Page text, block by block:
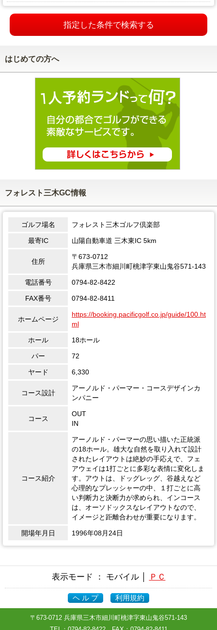
指定した条件で検索する
はじめての方へ
フォレスト三木GC情報
ゴルフ場名 フォレスト三木ゴルフ倶楽部
最寄IC 山陽自動車道 三木東IC 5km
住所
〒673-0712
兵庫県三木市細川町桃津字東山鬼谷571-143
電話番号 0794-82-8422
FAX番号 0794-82-8411
ホームページ
https://booking.pacificgolf.co.jp/guide/100.ht
ml
ホール 18ホール
パー 72
ヤード 6,330
コース設計
アーノルド・パーマー・コースデザインカ
ンパニー
コース
OUT
IN
コース紹介
アーノルド・パーマーの思い描いた正統派
の18ホール。雄大な自然を取り入れて設計
されたレイアウトは絶妙の手応えで、フェ
アウェイは1打ごとに多彩な表情に変化しま
す。アウトは、ドッグレッグ、谷越えなど
心理的なプレッシャーの中、１打ごとに高
い判断力と決断力が求められ、インコース
は、オーソドックスなレイアウトなので、
イメージと距離合わせが重要になります。
開場年月日 1996年08月24日
表示モード ： モバイル │ ＰＣ
ヘ ル プ 利用規約
〒673-0712 兵庫県三木市細川町桃津字東山鬼谷571-143